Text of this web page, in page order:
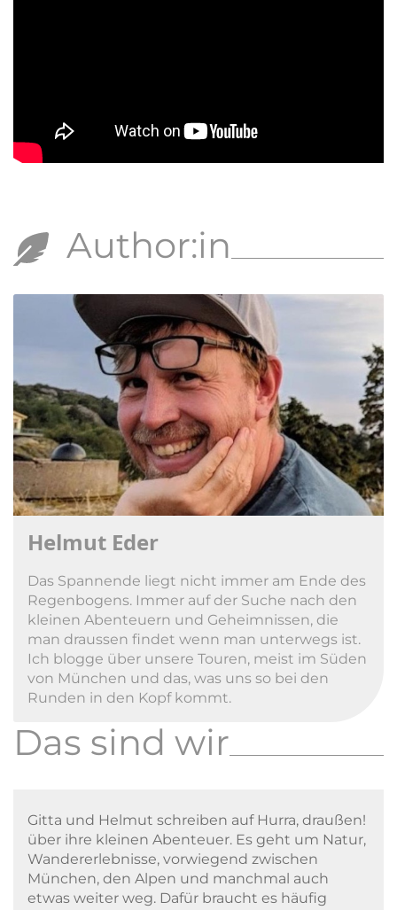
Author:in
Helmut Eder
Das Spannende liegt nicht immer am Ende des
Regenbogens. Immer auf der Suche nach den
kleinen Abenteuern und Geheimnissen, die
man draussen findet wenn man unterwegs ist.
Ich blogge über unsere Touren, meist im Süden
von München und das, was uns so bei den
Runden in den Kopf kommt.
Das sind wir
Gitta und Helmut schreiben auf Hurra, draußen!
über ihre kleinen Abenteuer. Es geht um Natur,
Wandererlebnisse, vorwiegend zwischen
München, den Alpen und manchmal auch
etwas weiter weg. Dafür braucht es häufig